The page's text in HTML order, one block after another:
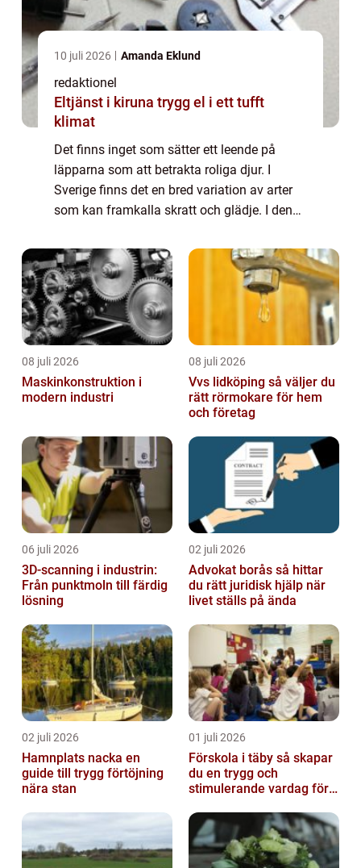
10 juli 2026 Amanda Eklund
redaktionel
Eltjänst i kiruna trygg el i ett tufft
klimat
Det finns inget som sätter ett leende på
läpparna som att betrakta roliga djur. I
Sverige finns det en bred variation av arter
som kan framkalla skratt och glädje. I denna
presentation av Sveriges roligaste djur...
08 juli 2026
Maskinkonstruktion i
modern industri
08 juli 2026
Vvs lidköping så väljer du
rätt rörmokare för hem
och företag
06 juli 2026
3D-scanning i industrin:
Från punktmoln till färdig
lösning
02 juli 2026
Advokat borås så hittar
du rätt juridisk hjälp när
livet ställs på ända
02 juli 2026
Hamnplats nacka en
guide till trygg förtöjning
nära stan
01 juli 2026
Förskola i täby så skapar
du en trygg och
stimulerande vardag för